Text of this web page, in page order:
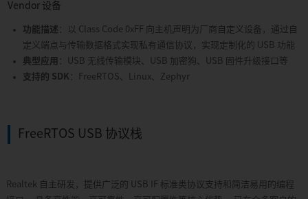
Vendor 设备
功能描述 ：以 Class Code 0xFF 向主机声明为厂商自定义设备，通过自
定义端点与传输数据格式实现私有通信协议，实现定制化的 USB 功能
典型应用 ：USB 无线传输模块、USB 加密狗、USB 固件升级接口等
支持的 SDK ：FreeRTOS、Linux、Zephyr
FreeRTOS USB 协议栈
Realtek 自主研发，提供广泛的 USB IF 标准类协议支持和简洁易用的编程